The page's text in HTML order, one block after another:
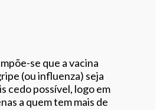
se que a vacina
(ou influenza) seja
cedo possível, logo em
a quem tem mais de